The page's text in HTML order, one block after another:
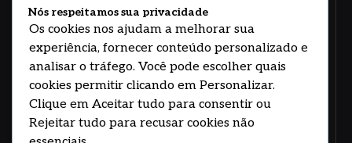
e responsabilidade.
Concorde com nossos termos e acordo de
Nós respeitamos sua privacidade
Os cookies nos ajudam a melhorar sua
experiência, fornecer conteúdo personalizado e
analisar o tráfego. Você pode escolher quais
cookies permitir clicando em Personalizar.
Clique em Aceitar tudo para consentir ou
Rejeitar tudo para recusar cookies não